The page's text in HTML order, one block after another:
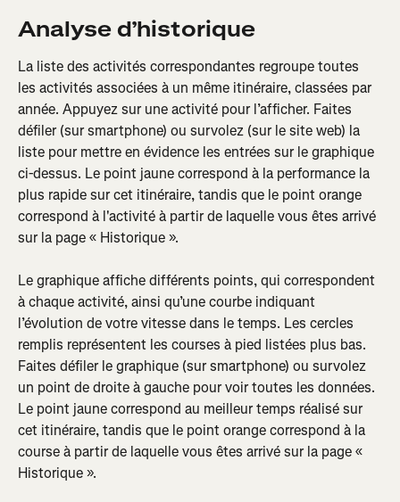
Analyse d’historique
La liste des activités correspondantes regroupe toutes
les activités associées à un même itinéraire, classées par
année. Appuyez sur une activité pour l’afficher. Faites
défiler (sur smartphone) ou survolez (sur le site web) la
liste pour mettre en évidence les entrées sur le graphique
ci-dessus. Le point jaune correspond à la performance la
plus rapide sur cet itinéraire, tandis que le point orange
correspond à l'activité à partir de laquelle vous êtes arrivé
sur la page « Historique ».
Le graphique affiche différents points, qui correspondent
à chaque activité, ainsi qu’une courbe indiquant
l’évolution de votre vitesse dans le temps. Les cercles
remplis représentent les courses à pied listées plus bas.
Faites défiler le graphique (sur smartphone) ou survolez
un point de droite à gauche pour voir toutes les données.
Le point jaune correspond au meilleur temps réalisé sur
cet itinéraire, tandis que le point orange correspond à la
course à partir de laquelle vous êtes arrivé sur la page «
Historique ».